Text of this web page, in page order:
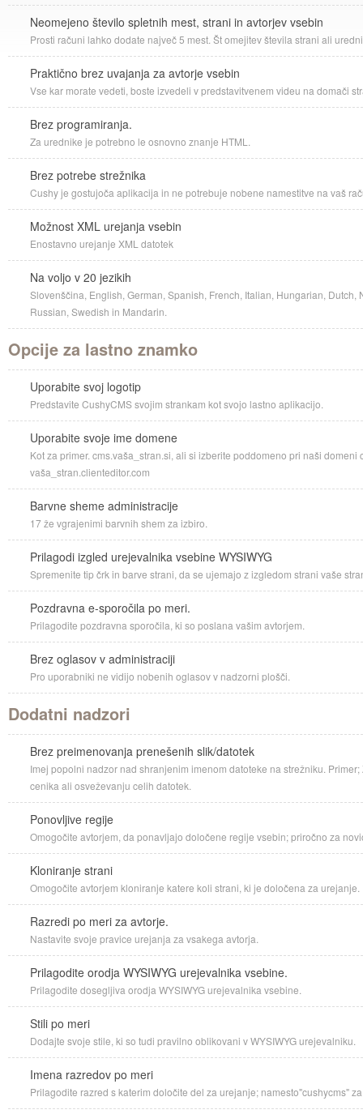
Neomejeno število spletnih mest, strani in avtorjev vsebin
Prosti računi lahko dodate največ 5 mest. Št omejitev števila strani ali
Praktično brez uvajanja za avtorje vsebin
Vse kar morate vedeti, boste izvedeli v predstavitvenem videu na domači
Brez programiranja.
Za urednike je potrebno le osnovno znanje HTML.
Brez potrebe strežnika
Cushy je gostujoča aplikacija in ne potrebuje nobene namestitve na vaš
Možnost XML urejanja vsebin
Enostavno urejanje XML datotek
Na voljo v 20 jezikih
Slovenščina, English, German, Spanish, French, Italian, Hungarian,
Russian, Swedish in Mandarin.
Opcije za lastno znamko
Uporabite svoj logotip
Predstavite CushyCMS svojim strankam kot svojo lastno aplikacijo.
Uporabite svoje ime domene
Kot za primer. cms.vaša_stran.si, ali si izberite poddomeno pri naši domeni
vaša_stran.clienteditor.com
Barvne sheme administracije
17 že vgrajenimi barvnih shem za izbiro.
Prilagodi izgled urejevalnika vsebine WYSIWYG
Spremenite tip črk in barve strani, da se ujemajo z izgledom strani vaše
Pozdravna e-sporočila po meri.
Prilagodite pozdravna sporočila, ki so poslana vašim avtorjem.
Brez oglasov v administraciji
Pro uporabniki ne vidijo nobenih oglasov v nadzorni plošči.
Dodatni nadzori
Brez preimenovanja prenešenih slik/datotek
Imej popolni nadzor nad shranjenim imenom datoteke na strežniku.
cenika ali osveževanju celih datotek.
Ponovljive regije
Omogočite avtorjem, da ponavljajo določene regije vsebin; priročno za
Kloniranje strani
Omogočite avtorjem kloniranje katere koli strani, ki je določena za urejanje.
Razredi po meri za avtorje.
Nastavite svoje pravice urejanja za vsakega avtorja.
Prilagodite orodja WYSIWYG urejevalnika vsebine.
Prilagodite dosegljiva orodja WYSIWYG urejevalnika vsebine.
Stili po meri
Dodajte svoje stile, ki so tudi pravilno oblikovani v WYSIWYG urejevalniku.
Imena razredov po meri
Prilagodite razred s katerim določite del za urejanje; namesto"cushycms"